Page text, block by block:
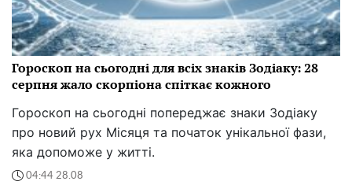
Гороскоп на сьогодні для всіх знаків Зодіаку: 28
серпня жало скорпіона спіткає кожного
Гороскоп на сьогодні попереджає знаки Зодіаку
про новий рух Місяця та початок унікальної фази,
яка допоможе у житті.
04:44 28.08